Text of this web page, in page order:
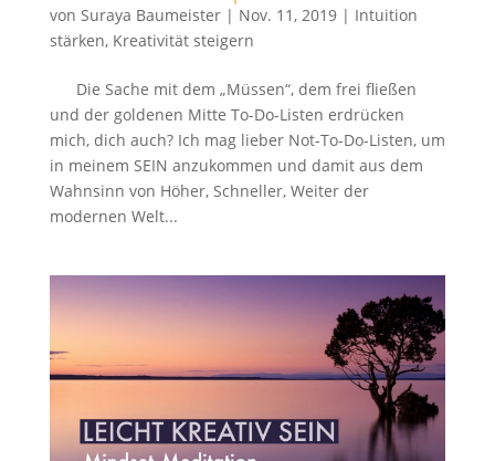
von Suraya Baumeister| Nov. 11, 2019| Intuition
stärken, Kreativität steigern
Die Sache mit dem „Müssen“, dem frei fließen
und der goldenen Mitte To-Do-Listen erdrücken
mich, dich auch? Ich mag lieber Not-To-Do-Listen, um
in meinem SEIN anzukommen und damit aus dem
Wahnsinn von Höher, Schneller, Weiter der
modernen Welt...